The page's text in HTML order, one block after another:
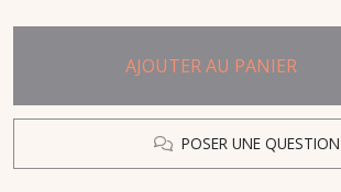
AJOUTER AU PANIER
POSER UNE QUESTION